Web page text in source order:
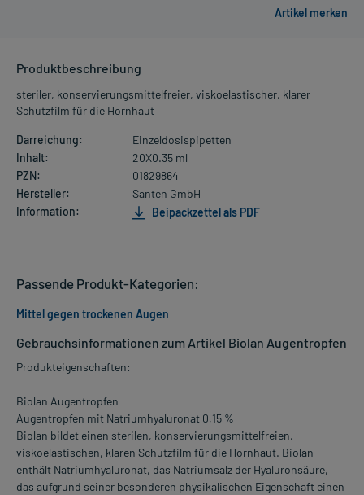
Produktbeschreibung
steriler, konservierungsmittelfreier, viskoelastischer, klarer
Schutzfilm für die Hornhaut
Darreichung:
Einzeldosispipetten
Inhalt:
20X0.35 ml
PZN:
01829864
Hersteller:
Santen GmbH
Information:
Beipackzettel als PDF
Gebrauchsinformationen zum Artikel Biolan Augentropfen
Produkteigenschaften:
Biolan Augentropfen
Augentropfen mit Natriumhyaluronat 0,15 %
Biolan bildet einen sterilen, konservierungsmittelfreien,
viskoelastischen, klaren Schutzfilm für die Hornhaut. Biolan
enthält Natriumhyaluronat, das Natriumsalz der Hyaluronsäure,
das aufgrund seiner besonderen physikalischen Eigenschaft einen
Passende Produkt-Kategorien:
Mittel gegen trockenen Augen